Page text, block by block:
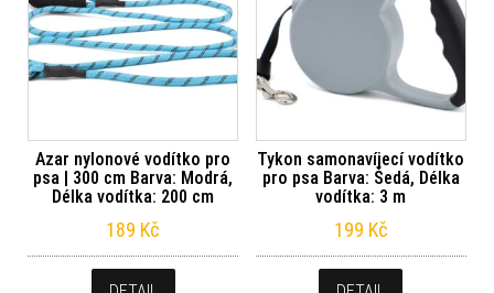
Azar nylonové vodítko pro
psa | 300 cm Barva: Modrá,
Délka vodítka: 200 cm
189 Kč
Tykon samonavíjecí vodítko
pro psa Barva: Šedá, Délka
vodítka: 3 m
199 Kč